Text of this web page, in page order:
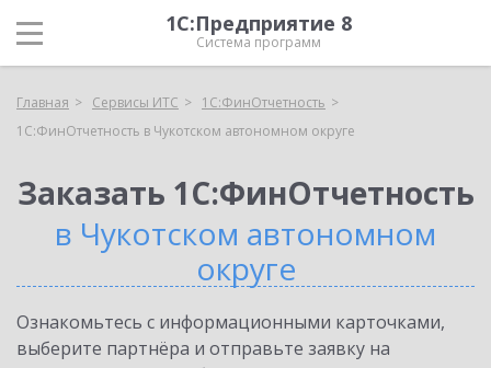
1С:Предприятие 8
Система программ
Главная Сервисы ИТС
1С:ФинОтчетность
1С:ФинОтчетность в Чукотском автономном округе
Заказать 1С:ФинОтчетность
в Чукотском автономном
округе
Ознакомьтесь с информационными карточками,
выберите партнёра и отправьте заявку на